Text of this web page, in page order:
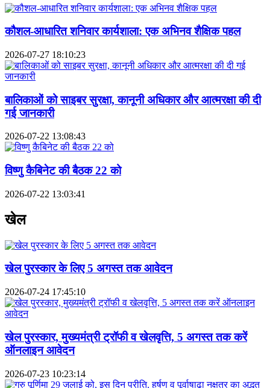
कौशल-आधारित शनिवार कार्यशाला: एक अभिनव शैक्षिक पहल
2026-07-27 18:10:23
बालिकाओं को साइबर सुरक्षा, कानूनी अधिकार और आत्मरक्षा की दी
गई जानकारी
2026-07-22 13:08:43
विष्णु कैबिनेट की बैठक 22 को
2026-07-22 13:03:41
खेल
खेल पुरस्कार के लिए 5 अगस्त तक आवेदन
2026-07-24 17:45:10
खेल पुरस्कार, मुख्यमंत्री ट्रॉफी व खेलवृत्ति, 5 अगस्त तक करें
ऑनलाइन आवेदन
2026-07-23 10:23:14